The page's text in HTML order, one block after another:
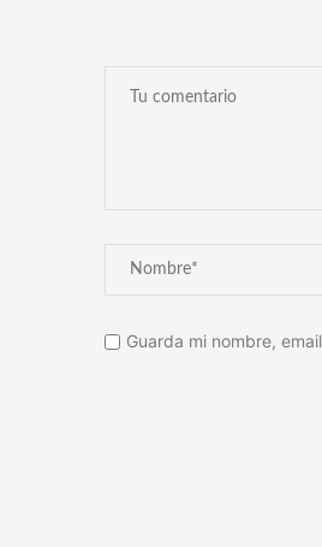
Guarda mi nombre,